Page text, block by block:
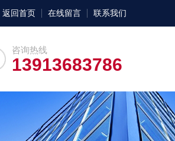
返回首页 在线留言 联系我们
咨询热线
13913683786